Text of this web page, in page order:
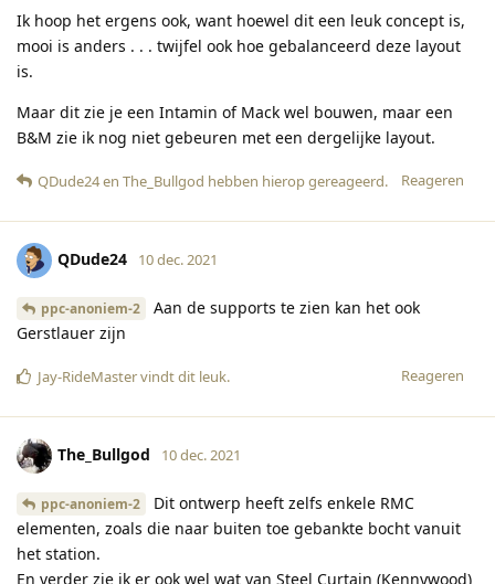
Ik hoop het ergens ook, want hoewel dit een leuk concept is,
mooi is anders . . . twijfel ook hoe gebalanceerd deze layout
is.
Maar dit zie je een Intamin of Mack wel bouwen, maar een
B&M zie ik nog niet gebeuren met een dergelijke layout.
Reageren
QDude24en The_Bullgod hebben hierop gereageerd.
QDude24 10 dec. 2021
ppc-anoniem-2
Aan de supports te zien kan het ook
Gerstlauer zijn
Reageren
Jay-RideMastervindt dit leuk.
The_Bullgod 10 dec. 2021
ppc-anoniem-2
Dit ontwerp heeft zelfs enkele RMC
elementen, zoals die naar buiten toe gebankte bocht vanuit
het station.
En verder zie ik er ook wel wat van Steel Curtain (Kennywood)